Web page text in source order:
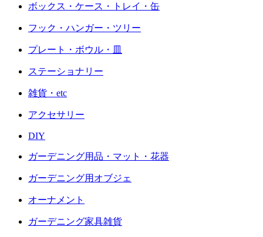
ボックス・ケース・トレイ・缶
フック・ハンガー・ツリー
プレート・ボウル・皿
ステーショナリー
雑貨・etc
アクセサリー
DIY
ガーデニング用品・マット・花器
ガーデニング用オブジェ
オーナメント
ガーデニング家具雑貨